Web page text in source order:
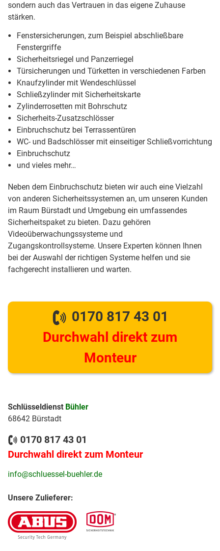
sondern auch das Vertrauen in das eigene Zuhause
stärken.
Fenstersicherungen, zum Beispiel abschließbare
Fenstergriffe
Sicherheitsriegel und Panzerriegel
Türsicherungen und Türketten in verschiedenen Farben
Knaufzylinder mit Wendeschlüssel
Schließzylinder mit Sicherheitskarte
Zylinderrosetten mit Bohrschutz
Sicherheits-Zusatzschlösser
Einbruchschutz bei Terrassentüren
WC- und Badschlösser mit einseitiger Schließvorrichtung
Einbruchschutz
und vieles mehr…
Neben dem Einbruchschutz bieten wir auch eine Vielzahl
von anderen Sicherheitssystemen an, um unseren Kunden
im Raum Bürstadt und Umgebung ein umfassendes
Sicherheitspaket zu bieten. Dazu gehören
Videoüberwachungssysteme und
Zugangskontrollsysteme. Unsere Experten können Ihnen
bei der Auswahl der richtigen Systeme helfen und sie
fachgerecht installieren und warten.
0170 817 43 01
Durchwahl direkt zum
Monteur
Schlüsseldienst Bühler
68642 Bürstadt
0170 817 43 01
Durchwahl direkt zum Monteur
info@schluessel-buehler.de
Unsere Zulieferer: